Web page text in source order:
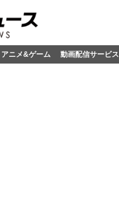
アニメ&ゲーム 動画配信サービス